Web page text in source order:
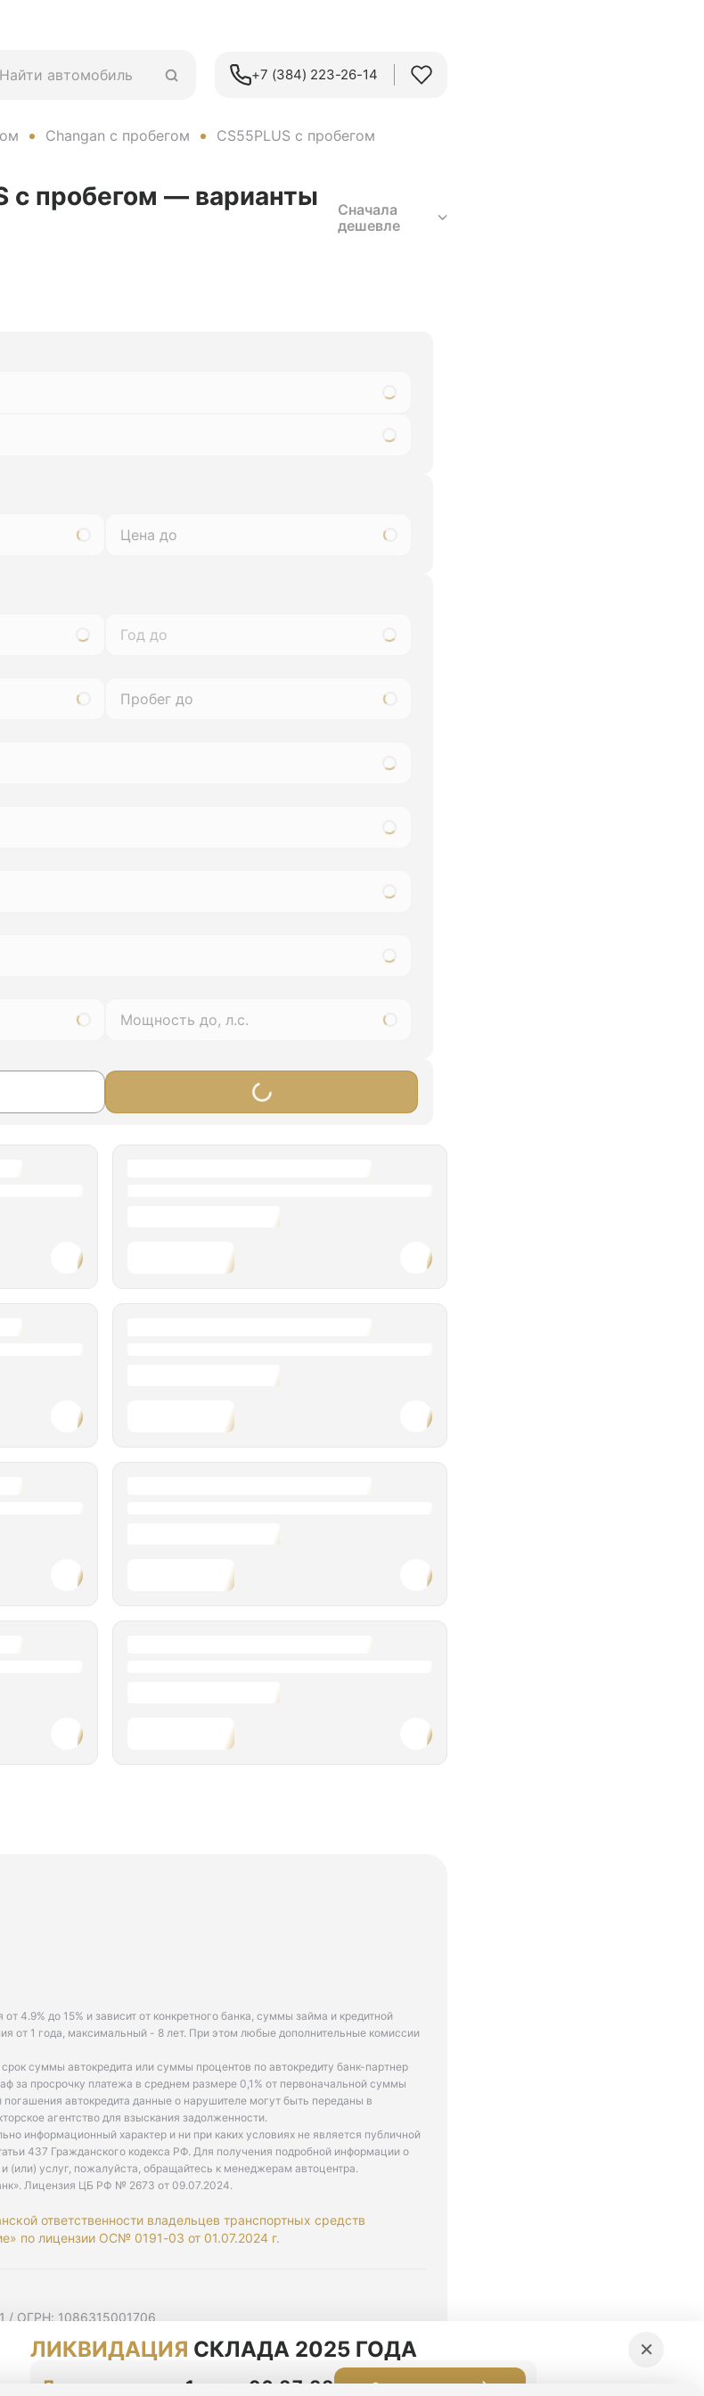
+7 (384) 223-26-14‬
Changan с пробегом CS55PLUS с пробегом
с пробегом — варианты
Сначала
дешевле
Год до
4.9% до 15% и зависит от конкретного банка, суммы займа и кредитной
от 1 года, максимальный - 8 лет. При этом любые дополнительные комиссии
суммы автокредита или суммы процентов по автокредиту банк-партнер
за просрочку платежа в среднем размере 0,1% от первоначальной суммы
автокредита данные о нарушителе могут быть переданы в
агентство для взыскания задолженности.
информационный характер и ни при каких условиях не является публичной
437 Гражданского кодекса РФ. Для получения подробной информации о
(или) услуг, пожалуйста, обращайтесь к менеджерам автоцентра.
Лицензия ЦБ РФ № 2673 от 09.07.2024.
ответственности владельцев транспортных средств
по лицензии ОС№ 0191-03 от 01.07.2024 г.
/ ОГРН: 1086315001706
ЛИКВИДАЦИЯ СКЛАДА 2025 ГОДА
До конца акции 1 день 06:27:31 Оставить заявку
×